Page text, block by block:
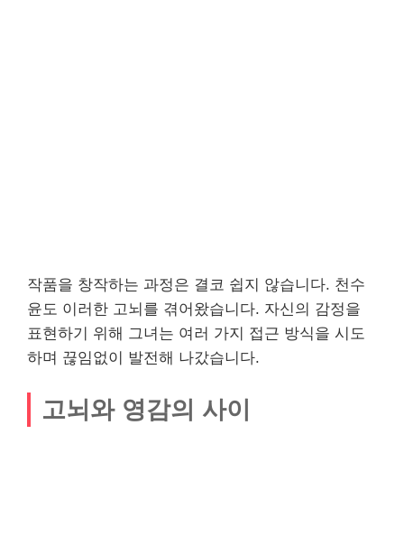
작품을 창작하는 과정은 결코 쉽지 않습니다. 천수
윤도 이러한 고뇌를 겪어왔습니다. 자신의 감정을
표현하기 위해 그녀는 여러 가지 접근 방식을 시도
하며 끊임없이 발전해 나갔습니다.
고뇌와 영감의 사이